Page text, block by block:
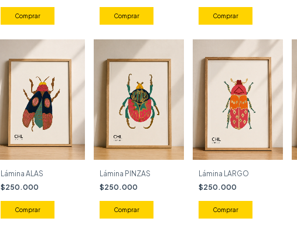
Comprar Comprar Comprar
Lámina ALAS
$250.000
Comprar
Lámina PINZAS
$250.000
Comprar
Lámina LARGO
$250.000
Comprar